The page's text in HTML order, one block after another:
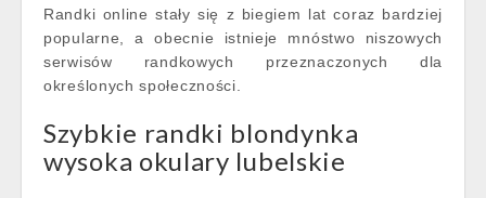
Randki online stały się z biegiem lat coraz bardziej
popularne, a obecnie istnieje mnóstwo niszowych
serwisów randkowych przeznaczonych dla
określonych społeczności.
Szybkie randki blondynka
wysoka okulary lubelskie